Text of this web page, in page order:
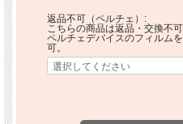
返品不可（ペルチェ）:
こちらの商品は返品・交換不可
ペルチェデバイスのフィルム
可。